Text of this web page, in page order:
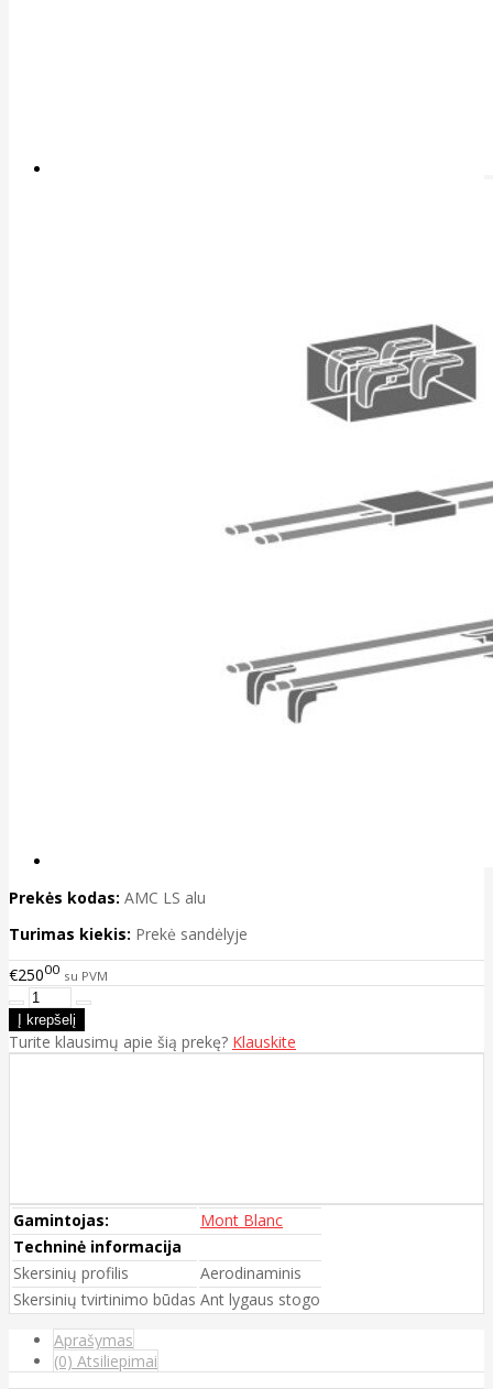
Prekės kodas: AMC LS alu
Turimas kiekis: Prekė sandėlyje
€25000 su PVM
Turite klausimų apie šią prekę? Klauskite
Gamintojas:
Mont Blanc
Techninė informacija
Skersinių profilis
Aerodinaminis
Skersinių tvirtinimo būdas Ant lygaus stogo
Aprašymas
(0) Atsiliepimai